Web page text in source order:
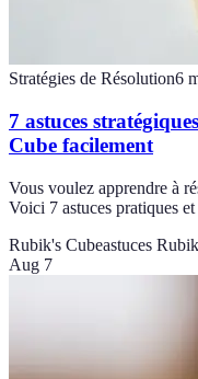
Stratégies de Résolution6
7 astuces
Cube facilement
Vous voulez apprendre à
Voici 7 astuces pratiques
Rubik's Cubeastuces
Aug 7